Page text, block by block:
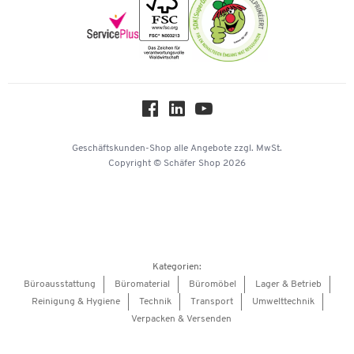
Geschäftskunden-Shop alle Angebote zzgl. MwSt.
Copyright © Schäfer Shop 2026
Kategorien:
Büroausstattung
Büromaterial Büromöbel
Lager & Betrieb
Reinigung & Hygiene
Technik Transport
Umwelttechnik
Verpacken & Versenden